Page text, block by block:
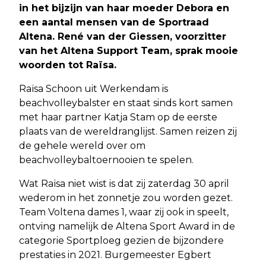
in het bijzijn van haar moeder Debora en
een aantal mensen van de Sportraad
Altena. René van der Giessen, voorzitter
van het Altena Support Team, sprak mooie
woorden tot Raïsa.
Raïsa Schoon uit Werkendam is
beachvolleybalster en staat sinds kort samen
met haar partner Katja Stam op de eerste
plaats van de wereldranglijst. Samen reizen zij
de gehele wereld over om
beachvolleybaltoernooien te spelen.
Wat Raïsa niet wist is dat zij zaterdag 30 april
wederom in het zonnetje zou worden gezet.
Team Voltena dames 1, waar zij ook in speelt,
ontving namelijk de Altena Sport Award in de
categorie Sportploeg gezien de bijzondere
prestaties in 2021. Burgemeester Egbert